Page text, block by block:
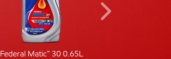
Federal Matic™ 30 0.65L